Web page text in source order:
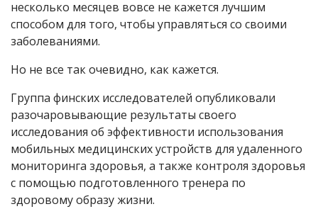
несколько месяцев вовсе не кажется лучшим
способом для того, чтобы управляться со своими
заболеваниями.
Но не все так очевидно, как кажется.
Группа финских исследователей опубликовали
разочаровывающие результаты своего
исследования об эффективности использования
мобильных медицинских устройств для удаленного
мониторинга здоровья, а также контроля здоровья
с помощью подготовленного тренера по
здоровому образу жизни.